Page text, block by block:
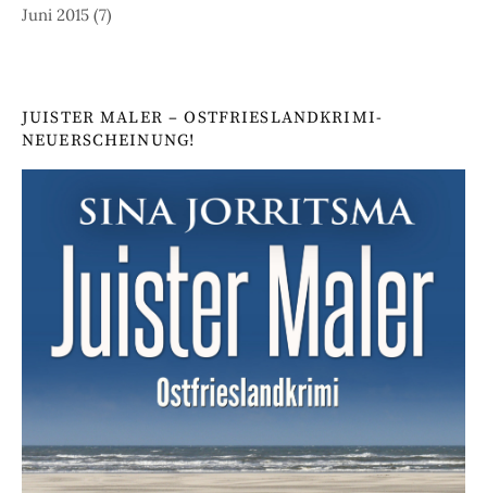
Juni 2015 (7)
JUISTER MALER – OSTFRIESLANDKRIMI-
NEUERSCHEINUNG!